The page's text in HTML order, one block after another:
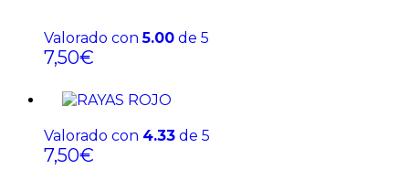
Valorado con5.00 de 5
7,50€
Valorado con 4.33 de 5
7,50€